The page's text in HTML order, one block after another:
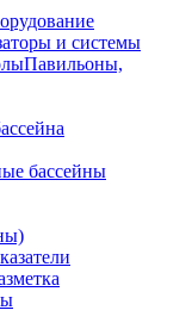
и системы
Павильоны,
бассейны